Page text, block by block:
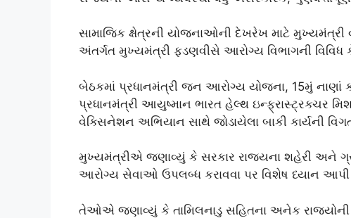
સામાજિક ક્ષેત્રની યોજનાઓની દેખરેખ માટે
અંતર્ગત મુખ્યમંત્રી ફડણવીસે આરોગ્ય વિભાગની
બેઠકમાં પ્રધાનમંત્રી જન આરોગ્ય યોજના, 15મું
પ્રધાનમંત્રી આયુષ્માન ભારત હેલ્થ ઇન્ફ્રાસ્ટ્રક્ચર
વેક્સિનેશન અભિયાન સાથે જોડાયેલા બાકી કાર્યની
મુખ્યમંત્રીએ જણાવ્યું કે સરકાર રાજ્યના શહેરી અને
આરોગ્ય સેવાઓ ઉપલબ્ધ કરાવવા પર વિશેષ ધ્યાન આપી
તેઓએ જણાવ્યું કે તામિલનાડુ સહિતના અનેક રાજ્યોની